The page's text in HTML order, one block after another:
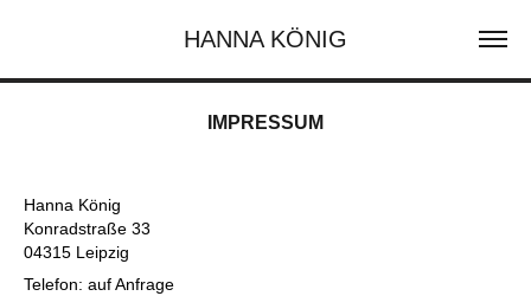
HANNA KÖNIG
IMPRESSUM
Hanna König
Konradstraße 33
04315 Leipzig
Telefon: auf Anfrage